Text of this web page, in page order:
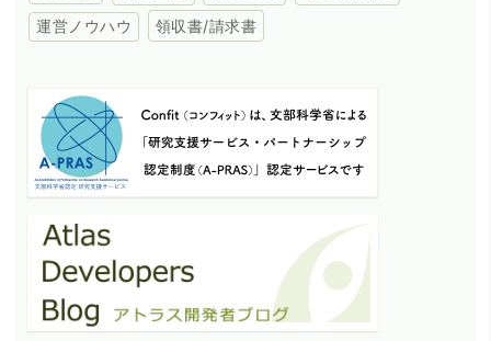
運営ノウハウ 領収書/請求書